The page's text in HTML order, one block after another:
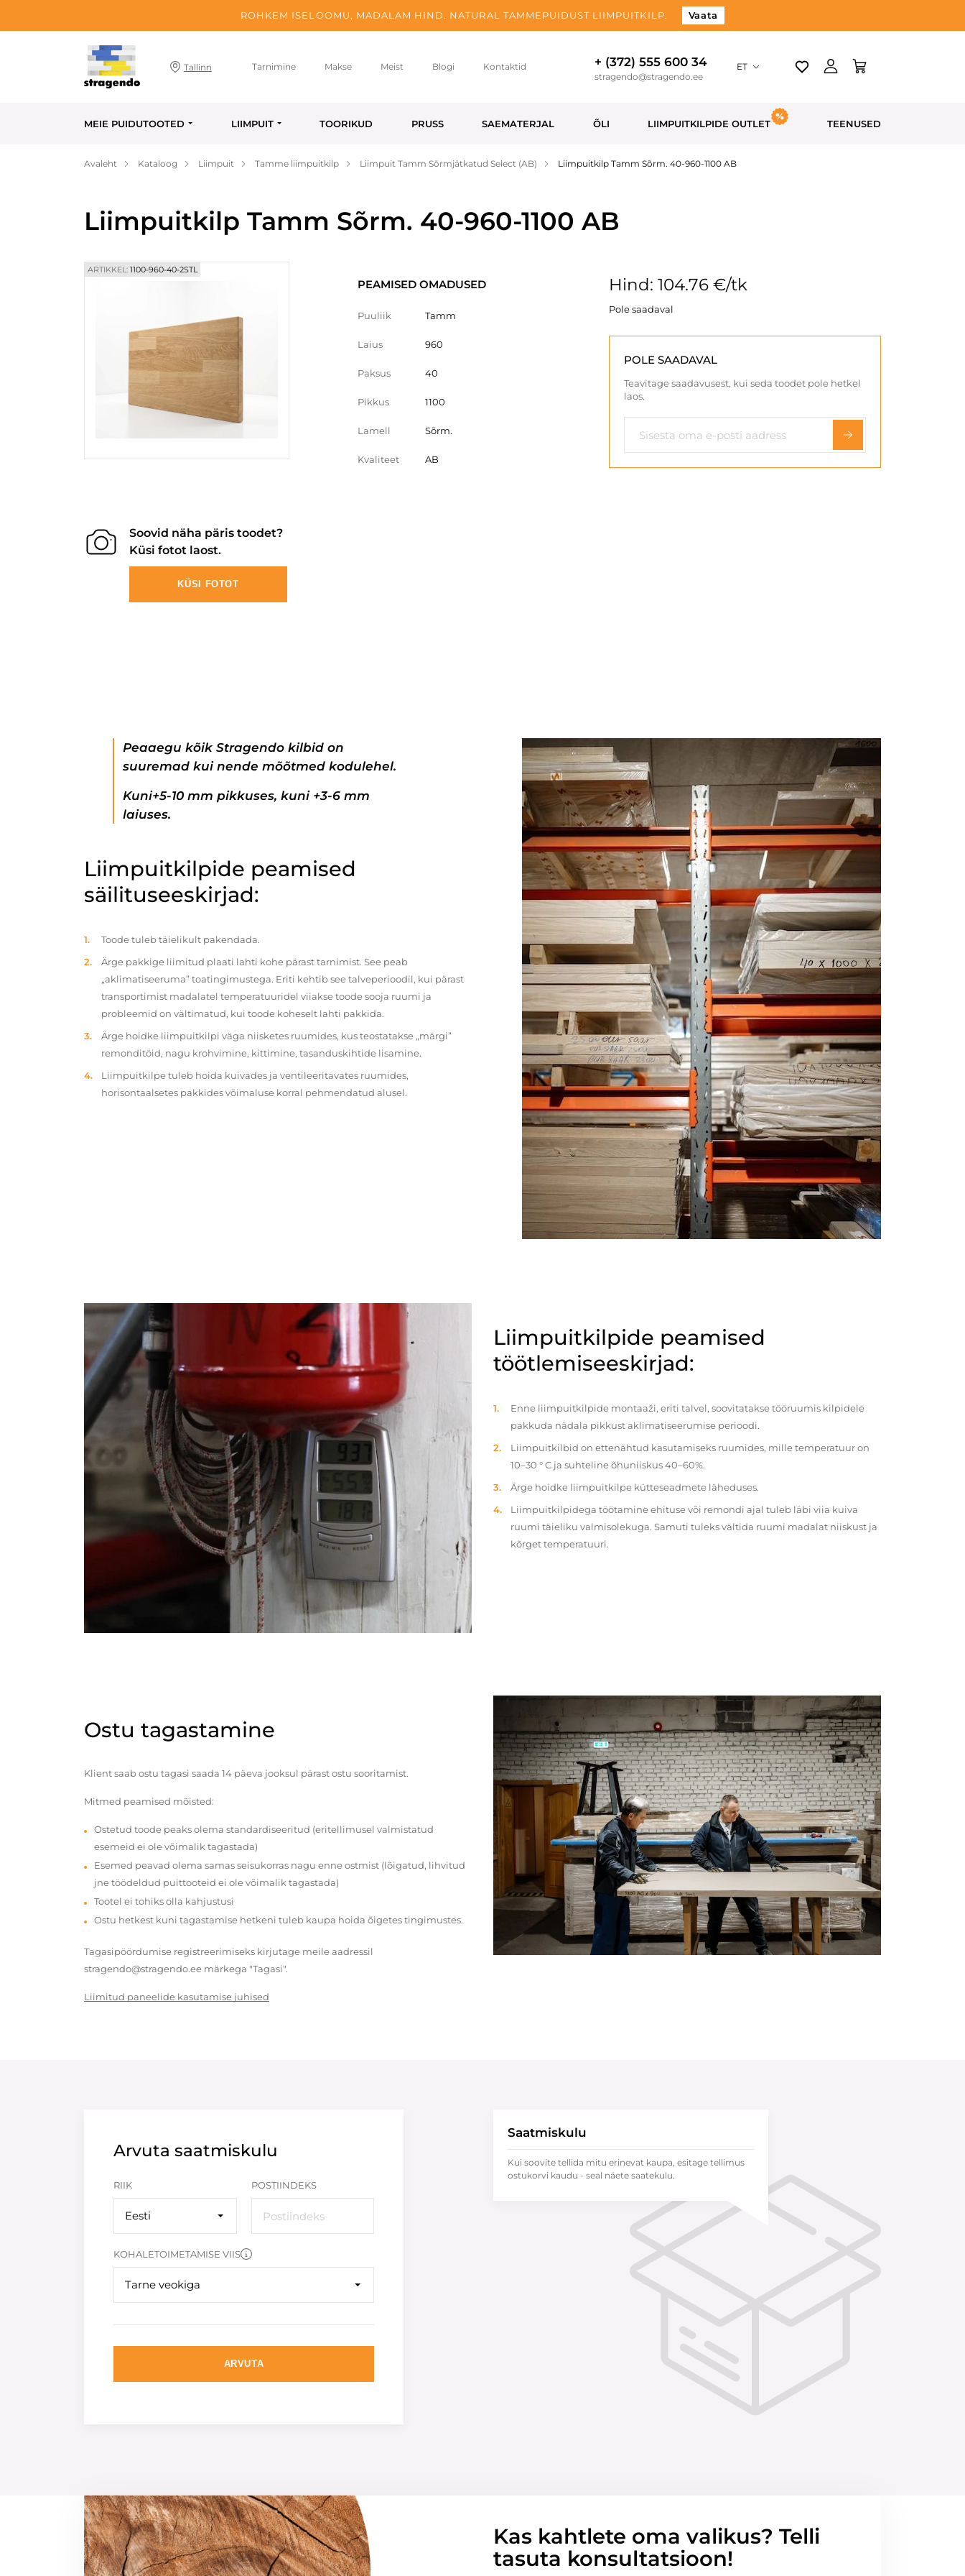
ROHKEM ISELOOMU, MADALAM HIND. NATURAL TAMMEPUIDUST LIIMPUITKILP. Vaata
Tallinn Tarnimine Makse Meist Blogi Kontaktid + (372) 555 600 34
stragendo@stragendo.ee
ET
MEIE PUIDUTOOTED LIIMPUIT TOORIKUD PRUSS SAEMATERJAL ÕLI LIIMPUITKILPIDE OUTLET TEENUSED
Avaleht Kataloog Liimpuit Tamme liimpuitkilp Liimpuit Tamm Sõrmjätkatud Select (AB) Liimpuitkilp Tamm Sõrm. 40-960-1100 AB
Liimpuitkilp Tamm Sõrm. 40-960-1100 AB
ARTIKKEL: 1100-960-40-2STL
PEAMISED OMADUSED
Puuliik Tamm
Laius 960
Paksus 40
Pikkus 1100
Lamell Sõrm.
Kvaliteet AB
Hind: 104.76 €/tk
Pole saadaval
POLE SAADAVAL
Teavitage saadavusest, kui seda toodet pole hetkel
laos.
Soovid näha päris toodet?
Küsi fotot laost.
KÜSI FOTOT
Peaaegu kõik Stragendo kilbid on
suuremad kui nende mõõtmed kodulehel.
Kuni+5-10 mm pikkuses, kuni +3-6 mm
laiuses.
Liimpuitkilpide peamised
säilituseeskirjad:
Toode tuleb täielikult pakendada.
Ärge pakkige liimitud plaati lahti kohe pärast tarnimist. See peab
„aklimatiseeruma” toatingimustega. Eriti kehtib see talveperioodil, kui pärast
transportimist madalatel temperatuuridel viiakse toode sooja ruumi ja
probleemid on vältimatud, kui toode koheselt lahti pakkida.
Ärge hoidke liimpuitkilpi väga niisketes ruumides, kus teostatakse „märgi”
remonditöid, nagu krohvimine, kittimine, tasanduskihtide lisamine.
Liimpuitkilpe tuleb hoida kuivades ja ventileeritavates ruumides,
horisontaalsetes pakkides võimaluse korral pehmendatud alusel.
Liimpuitkilpide peamised
töötlemiseeskirjad:
Enne liimpuitkilpide montaaži, eriti talvel, soovitatakse tööruumis kilpidele
pakkuda nädala pikkust aklimatiseerumise perioodi.
Liimpuitkilbid on ettenähtud kasutamiseks ruumides, mille temperatuur on
10–30 ° C ja suhteline õhuniiskus 40–60%.
Ärge hoidke liimpuitkilpe kütteseadmete läheduses.
Liimpuitkilpidega töötamine ehituse või remondi ajal tuleb läbi viia kuiva
ruumi täieliku valmisolekuga. Samuti tuleks vältida ruumi madalat niiskust ja
kõrget temperatuuri.
Ostu tagastamine
Klient saab ostu tagasi saada 14 päeva jooksul pärast ostu sooritamist.
Mitmed peamised mõisted:
Ostetud toode peaks olema standardiseeritud (eritellimusel valmistatud
esemeid ei ole võimalik tagastada)
Esemed peavad olema samas seisukorras nagu enne ostmist (lõigatud, lihvitud
jne töödeldud puittooteid ei ole võimalik tagastada)
Tootel ei tohiks olla kahjustusi
Ostu hetkest kuni tagastamise hetkeni tuleb kaupa hoida õigetes tingimustes.
Tagasipöördumise registreerimiseks kirjutage meile aadressil
stragendo@stragendo.ee märkega "Tagasi".
Liimitud paneelide kasutamise juhised
Arvuta saatmiskulu
RIIK
Eesti
POSTIINDEKS
KOHALETOIMETAMISE VIIS
Tarne veokiga
ARVUTA
Saatmiskulu
Kui soovite tellida mitu erinevat kaupa, esitage tellimus
ostukorvi kaudu - seal näete saatekulu.
Kas kahtlete oma valikus? Telli
tasuta konsultatsioon!